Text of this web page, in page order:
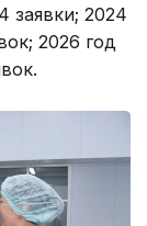
заявки; 2024
2026 год